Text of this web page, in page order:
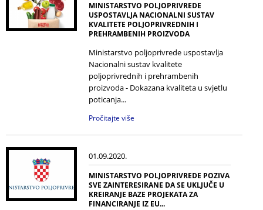
MINISTARSTVO POLJOPRIVREDE
USPOSTAVLJA NACIONALNI SUSTAV
KVALITETE POLJOPRIVREDNIH I
PREHRAMBENIH PROIZVODA
Ministarstvo poljoprivrede uspostavlja
Nacionalni sustav kvalitete
poljoprivrednih i prehrambenih
proizvoda - Dokazana kvaliteta u svjetlu
poticanja...
Pročitajte više
01.09.2020.
MINISTARSTVO POLJOPRIVREDE POZIVA
SVE ZAINTERESIRANE DA SE UKLJUČE U
KREIRANJE BAZE PROJEKATA ZA
FINANCIRANJE IZ EU...